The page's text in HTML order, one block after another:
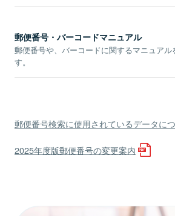
郵便番号・バーコードマニュアル
郵便番号や、バーコードに関するマニュアル
す。
郵便番号検索に使用されているデータに
2025年度版郵便番号の変更案内